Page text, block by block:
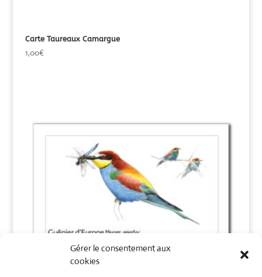
Gérer le consentement aux
cookies
Carte Taureaux Camargue
1,00€